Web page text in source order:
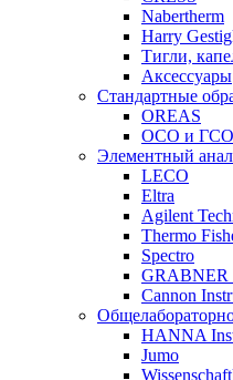
Nabertherm
Harry
Тигли,
Аксессуары
Стандартные
OREAS
ОСО и ГСО
Элементный
LECO
Eltra
Agilent
Thermo
Spectro
GRABNER
Cannon
HANNA
Jumo